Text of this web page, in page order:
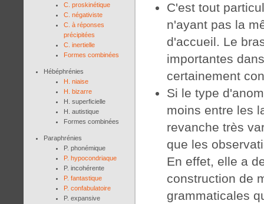
C. proskinétique
C. négativiste
C. à réponses
précipitées
C. inertielle
Formes combinées
Hébéphrénies
H. niaise
H. bizarre
H. superficielle
H. autistique
Formes combinées
Paraphrénies
P. phonémique
P. hypocondriaque
P. incohérente
P. fantastique
P. confabulatoire
P. expansive
C'est tout
n'ayant pas la
d'accueil. Le
importantes
certainement
Si le type
moins entre les
revanche très
que les
En effet, elle a
construction de
grammaticales